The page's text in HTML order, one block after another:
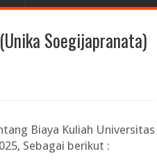
Soegijapranata)
Biaya Kuliah Universitas
, Sebagai berikut :